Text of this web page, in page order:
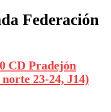
Federación
CD Pradejón
23-24, J14)